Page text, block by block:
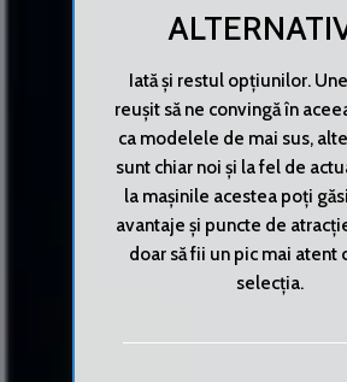
Iată și restul opțiunilor.
reușit să ne convingă în
ca modelele de mai sus,
sunt chiar noi și la fel de
la mașinile acestea poți
avantaje și puncte de
doar să fii un pic mai atent
selecția.